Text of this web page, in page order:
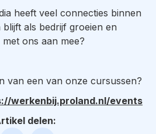
heeft veel connecties binnen
als bedrijf groeien en
ons aan mee?
van een van onze cursussen?
werkenbij.proland.nl/events
delen: